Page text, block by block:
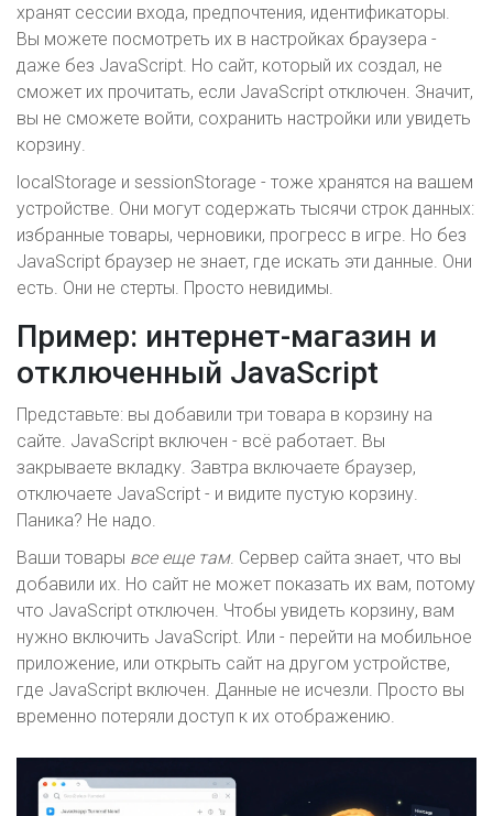
хранят сессии входа, предпочтения, идентификаторы.
Вы можете посмотреть их в настройках браузера -
даже без JavaScript. Но сайт, который их создал, не
сможет их прочитать, если JavaScript отключен. Значит,
вы не сможете войти, сохранить настройки или увидеть
корзину.
localStorage и sessionStorage - тоже хранятся на вашем
устройстве. Они могут содержать тысячи строк данных:
избранные товары, черновики, прогресс в игре. Но без
JavaScript браузер не знает, где искать эти данные. Они
есть. Они не стерты. Просто невидимы.
Пример: интернет-магазин и
отключенный JavaScript
Представьте: вы добавили три товара в корзину на
сайте. JavaScript включен - всё работает. Вы
закрываете вкладку. Завтра включаете браузер,
отключаете JavaScript - и видите пустую корзину.
Паника? Не надо.
Ваши товары все еще там. Сервер сайта знает, что вы
добавили их. Но сайт не может показать их вам, потому
что JavaScript отключен. Чтобы увидеть корзину, вам
нужно включить JavaScript. Или - перейти на мобильное
приложение, или открыть сайт на другом устройстве,
где JavaScript включен. Данные не исчезли. Просто вы
временно потеряли доступ к их отображению.